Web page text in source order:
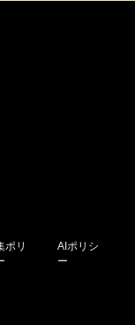
ポリ
AIポリシ
ー